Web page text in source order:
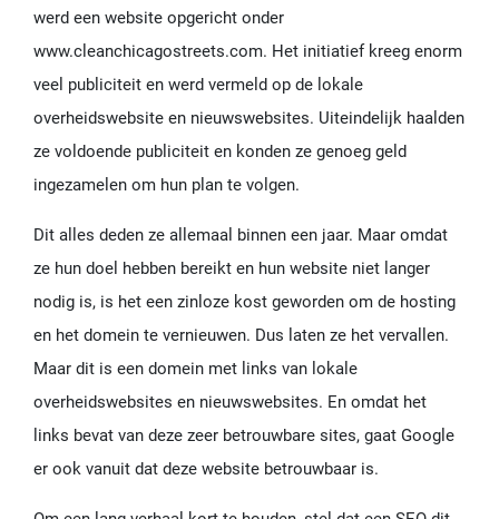
werd een website opgericht onder
www.cleanchicagostreets.com. Het initiatief kreeg enorm
veel publiciteit en werd vermeld op de lokale
overheidswebsite en nieuwswebsites. Uiteindelijk haalden
ze voldoende publiciteit en konden ze genoeg geld
ingezamelen om hun plan te volgen.
Dit alles deden ze allemaal binnen een jaar. Maar omdat
ze hun doel hebben bereikt en hun website niet langer
nodig is, is het een zinloze kost geworden om de hosting
en het domein te vernieuwen. Dus laten ze het vervallen.
Maar dit is een domein met links van lokale
overheidswebsites en nieuwswebsites. En omdat het
links bevat van deze zeer betrouwbare sites, gaat Google
er ook vanuit dat deze website betrouwbaar is.